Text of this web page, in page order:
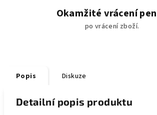
Okamžité vrácení
po vrácení zboží.
Popis Diskuze
Detailní popis produktu